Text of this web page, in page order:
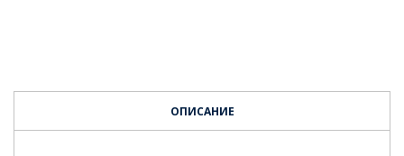
ОПИСАНИЕ